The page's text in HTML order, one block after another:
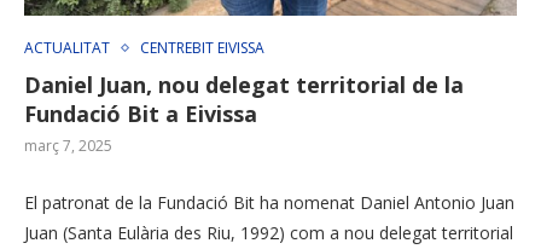
ACTUALITAT CENTREBIT EIVISSA
Daniel Juan, nou delegat territorial de la
Fundació Bit a Eivissa
març 7, 2025
El patronat de la Fundació Bit ha nomenat Daniel Antonio Juan
Juan (Santa Eulària des Riu, 1992) com a nou delegat territorial